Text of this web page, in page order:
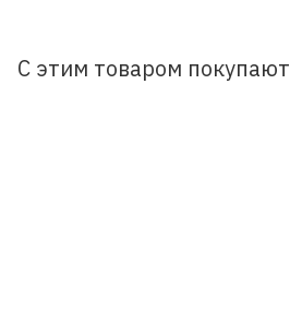
С этим товаром покупают